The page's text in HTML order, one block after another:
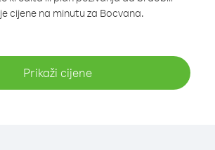
cijene na minutu za Bocvana.
Prikaži cijene